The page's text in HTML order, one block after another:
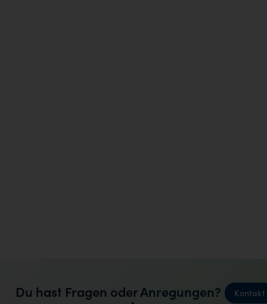
Du hast Fragen oder Anregungen?
Kontakt